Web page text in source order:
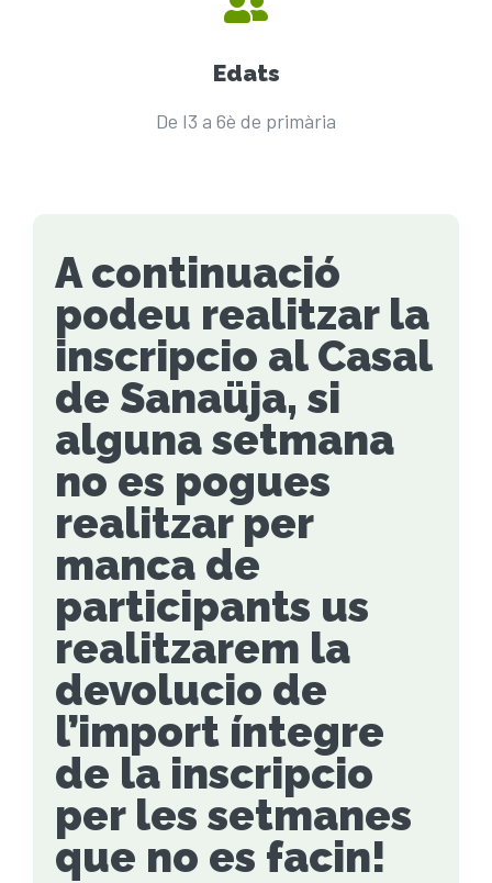
Edats
De I3 a 6è de primària
A continuació
podeu realitzar la
inscripcio al Casal
de Sanaüja, si
alguna setmana
no es pogues
realitzar per
manca de
participants us
realitzarem la
devolucio de
l’import íntegre
de la inscripcio
per les setmanes
que no es facin!